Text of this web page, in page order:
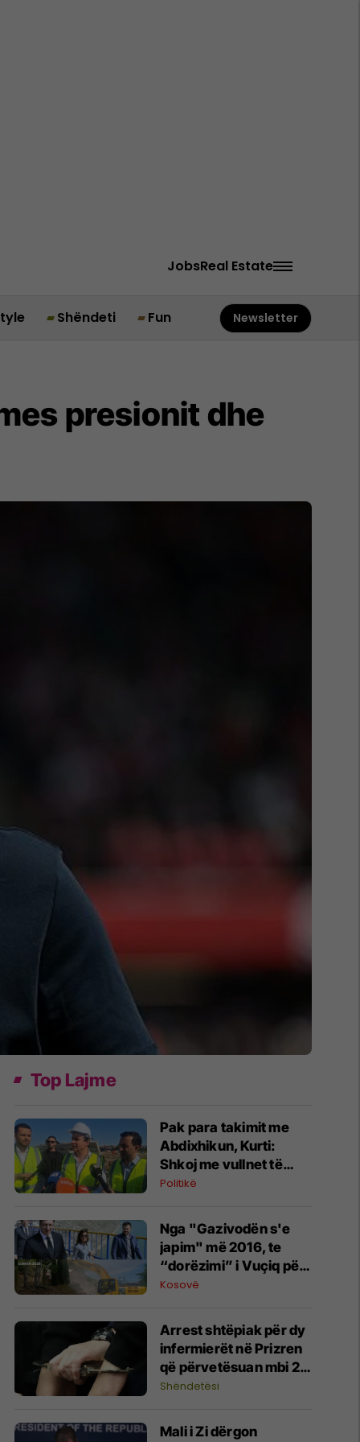
JobsReal Estate
Shëndeti Fun Newsletter
presionit dhe
Top Lajme
​Pak para takimit me
Abdixhikun, Kurti:
Shkoj me vullnet të
mirë për marrëveshje
Politikë
Nga "Gazivodën s'e
japim" më 2016, te
“dorëzimi” i Vuçiq për
rrënimin e 17 objekteve
Kosovë
​Arrest shtëpiak për dy
infermierët në Prizren
që përvetësuan mbi 2
mijë euro
Shëndetësi
Mali i Zi dërgon